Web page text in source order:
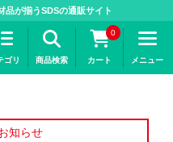
品が揃うSDSの通販サイト
ゴリ 商品検索
0
カート メニュー
知らせ